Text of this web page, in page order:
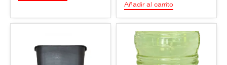
Añadir al carrito